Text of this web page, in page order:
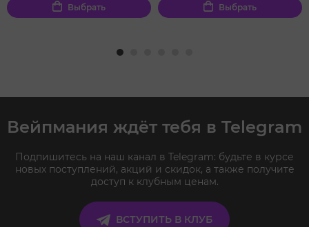
Выбрать Выбрать
Вейпмания ждёт тебя в Telegram
Подпишитесь на наш канал в Telegram: будьте в курсе
новых поступлений, акций и скидок, а также получите
доступ к клубным ценам.
ВСТУПИТЬ В КЛУБ